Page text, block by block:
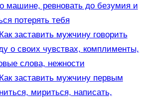
машине, ревновать до безумия и
потерять тебя
заставить мужчину говорить
о своих чувствах, комплименты,
слова, нежности
заставить мужчину первым
мириться, написать,